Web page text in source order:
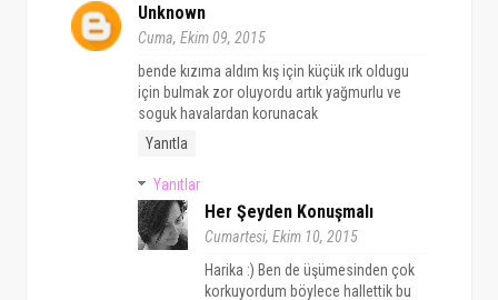
Unknown
Cuma, Ekim 09, 2015
bende kızıma aldım kış için küçük ırk oldugu
için bulmak zor oluyordu artık yağmurlu ve
soguk havalardan korunacak
Yanıtla
Yanıtlar
Her Şeyden Konuşmalı
Cumartesi, Ekim 10, 2015
Harika :) Ben de üşümesinden çok
korkuyordum böylece hallettik bu